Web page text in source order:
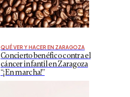
QUÉ VER Y HACER EN ZARAGOZA
Concierto benéfico contra el
cáncer infantil en Zaragoza
“¡En marcha!”